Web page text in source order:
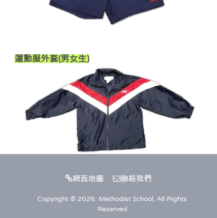
運動服外套(男女生)
網頁地圖 聯絡我們
Copyright © 2026. Methodist School, All Rights
Reserved